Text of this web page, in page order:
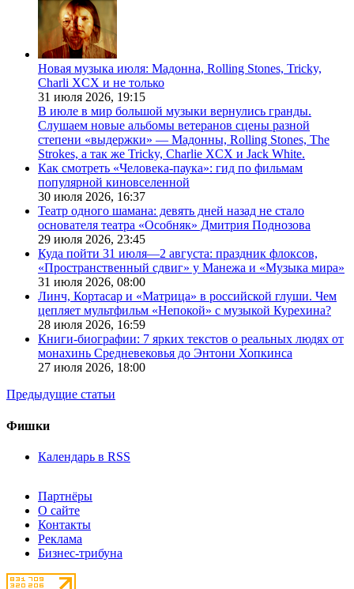
Новая музыка июля: Мадонна, Rolling Stones, Tricky,
Charli XCX и не только
31 июля 2026, 19:15
В июле в мир большой музыки вернулись гранды.
Слушаем новые альбомы ветеранов сцены разной
степени «выдержки» — Мадонны, Rolling Stones, The
Strokes, а так же Tricky, Charlie XCX и Jack White.
Как смотреть «Человека-паука»: гид по фильмам
популярной киновселенной
30 июля 2026, 16:37
Театр одного шамана: девять дней назад не стало
основателя театра «Особняк» Дмитрия Поднозова
29 июля 2026, 23:45
Куда пойти 31 июля—2 августа: праздник флоксов,
«Пространственный сдвиг» у Манежа и «Музыка мира»
31 июля 2026, 08:00
Линч, Кортасар и «Матрица» в российской глуши. Чем
цепляет мультфильм «Непокой» с музыкой Курехина?
28 июля 2026, 16:59
Книги-биографии: 7 ярких текстов о реальных людях от
монахинь Средневековья до Энтони Хопкинса
27 июля 2026, 18:00
Предыдущие статьи
Фишки
Календарь в RSS
Партнёры
О сайте
Контакты
Реклама
Бизнес-трибуна